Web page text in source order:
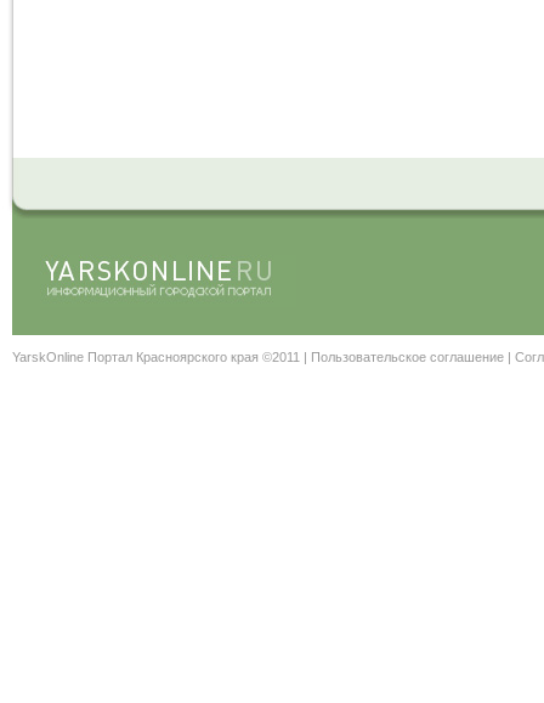
YarskOnline Портал Красноярского края ©2011 | Пользовательское соглашение |